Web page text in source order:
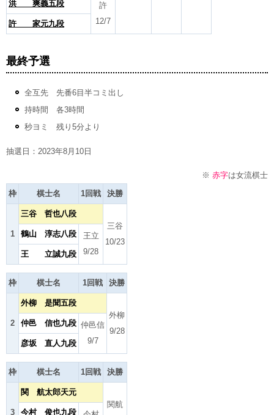
洪 爽義五段
許
12/7
許 家元九段
最終予選
全互先 先番6目半コミ出し
持時間 各3時間
秒ヨミ 残り5分より
抽選日：2023年8月10日
※ 赤字は女流棋士
枠
棋士名 1回戦 決勝
1
三谷 哲也八段
三谷
10/23
鶴山 淳志八段
王立
9/28
王 立誠九段
枠 棋士名 1回戦 決勝
2
外柳 是聞五段
外柳
9/28
仲邑 信也九段 仲邑信
9/7
彦坂 直人九段
枠 棋士名 1回戦 決勝
3
関 航太郎天元
関航
今村 俊也九段